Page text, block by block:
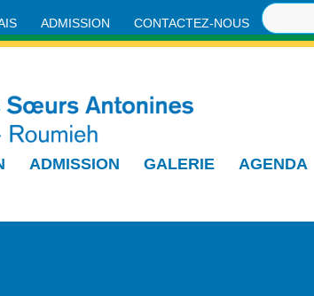
ADMISSION CONTACTEZ-NOUS
ADMISSION GALERIE AGENDA